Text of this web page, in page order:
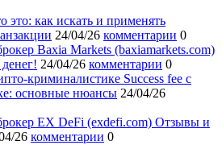
это: как искать и применять
24/04/26 комментарии 0
Baxia Markets (baxiamarkets.com)
24/04/26 комментарии 0
криминалистике Success fee с
основные нюансы 24/04/26
EX DeFi (exdefi.com) Отзывы и
26 комментарии 0